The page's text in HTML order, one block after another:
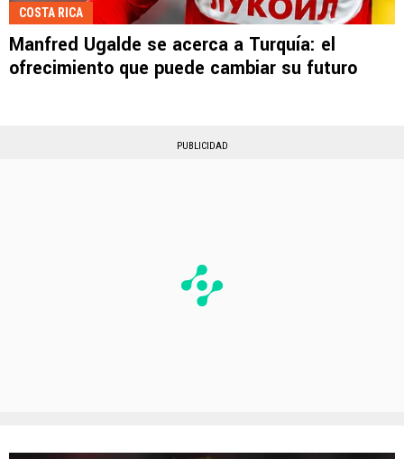
COSTA RICA
Manfred Ugalde se acerca a Turquía: el
ofrecimiento que puede cambiar su futuro
PUBLICIDAD